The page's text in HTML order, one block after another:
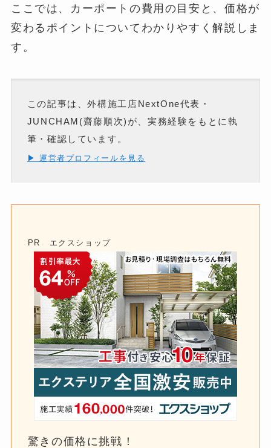
ここでは、カーポートの費用の目安と、価格が
変わるポイントについてわかりやすく解説しま
す。
この記事は、外構施工店NextOne代表・
JUNCHAM(齋藤順次)が、実務経験をもとに執
筆・確認しています。
▶ 運営者プロフィールを見る
PR エクスショップ
驚きの価格に挑戦！